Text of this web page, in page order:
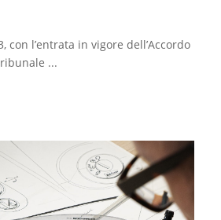
con l’entrata in vigore dell’Accordo
...